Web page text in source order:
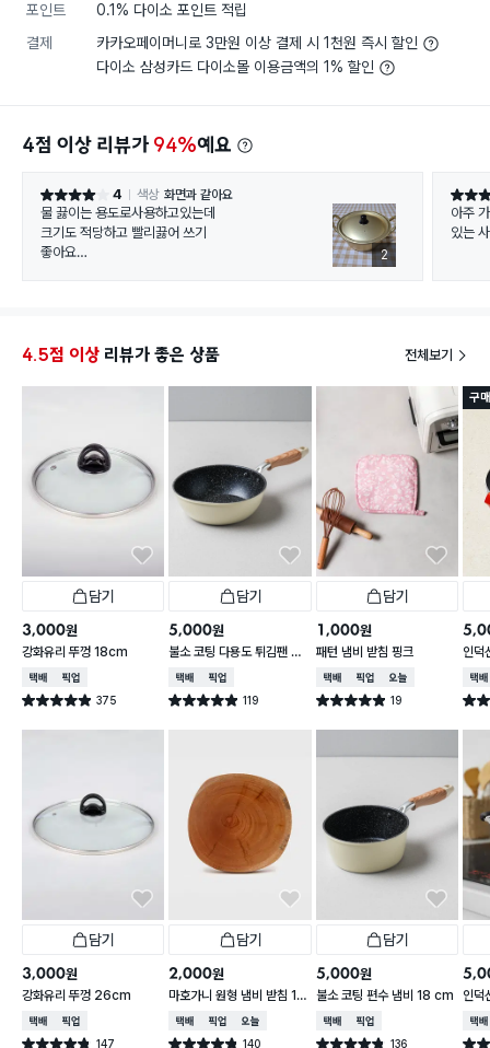
포인트
0.1% 다이소 포인트 적립
결제
카카오페이머니로 3만원 이상 결제 시 1천원 즉시 할인
다이소 삼성카드 다이소몰 이용금액의 1% 할인
4점 이상 리뷰가 94%예요
별점 4점 4 색상 화면과 같아요
물 끓이는 용도로사용하고있는데
크기도 적당하고 빨리끓어 쓰기
좋아요
2
별점 4
아주
있는
4.5점 이상 리뷰가 좋은 상품 전체보기
담기
3,000원
강화유리 뚜껑 18cm
택배배송매장픽업
별점 4.9점 375
건 작성
담기
5,000원
불소 코팅 다용도 튀김팬 20
cm
택배배송매장픽업
별점 4.9점 119
건 작성
담기
1,000원
패턴 냄비 받침 핑크
택배배송매장픽업오늘배송
별점 4.9점 19
건 작성
구
인덕
택배
별점
담기
3,000원
강화유리 뚜껑 26cm
택배배송매장픽업
별점 4.8점 147
담기
2,000원
마호가니 원형 냄비 받침 16
cm
택배배송매장픽업오늘배송
별점 4.8점 140
담기
5,000원
불소 코팅 편수 냄비 18 cm
택배배송매장픽업
별점 4.8점 136
인덕
냄
택배
별점